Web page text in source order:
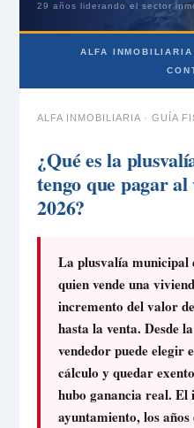
29 años liderando el sector
ALFA INMOBILIARIA
ALFA INMOBILIARIA · GUÍA
¿Qué es la
tengo que pagar
2026?
La plusvalía municipal
quien vende una
incremento del valor
hasta la venta. Desde
vendedor puede elegir
cálculo y quedar
hubo ganancia real.
ayuntamiento, los